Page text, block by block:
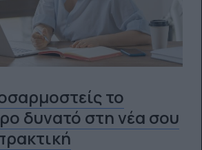
το
δυνατό στη νέα σου